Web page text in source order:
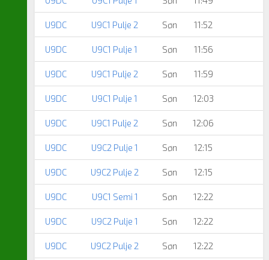
U9DC U9C1 Pulje 2 Søn 11:52
U9DC U9C1 Pulje 1 Søn 11:56
U9DC U9C1 Pulje 2 Søn 11:59
U9DC U9C1 Pulje 1 Søn 12:03
U9DC U9C1 Pulje 2 Søn 12:06
U9DC U9C2 Pulje 1 Søn 12:15
U9DC U9C2 Pulje 2 Søn 12:15
U9DC U9C1 Semi 1 Søn 12:22
U9DC U9C2 Pulje 1 Søn 12:22
U9DC U9C2 Pulje 2 Søn 12:22